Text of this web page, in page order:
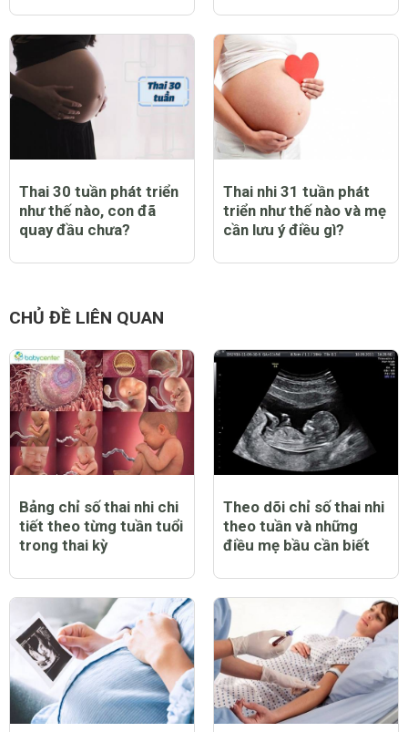
Thai 30 tuần phát triển
như thế nào, con đã
quay đầu chưa?
Thai nhi 31 tuần phát
triển như thế nào và mẹ
cần lưu ý điều gì?
CHỦ ĐỀ LIÊN QUAN
Bảng chỉ số thai nhi chi
tiết theo từng tuần tuổi
trong thai kỳ
Theo dõi chỉ số thai nhi
theo tuần và những
điều mẹ bầu cần biết